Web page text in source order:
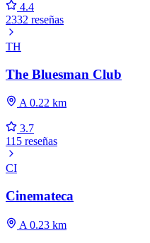
4.4
2332 reseñas
TH
The Bluesman Club
A 0.22 km
3.7
115 reseñas
CI
Cinemateca
A 0.23 km